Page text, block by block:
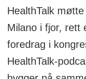
HealthTalk
Milano i fjor, rett
foredrag i
HealthTalk-